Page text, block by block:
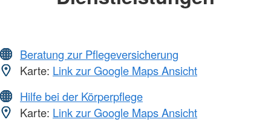
Beratung zur Pflegeversicherung
Karte: Link zur Google Maps Ansicht
Hilfe bei der Körperpflege
Karte: Link zur Google Maps Ansicht